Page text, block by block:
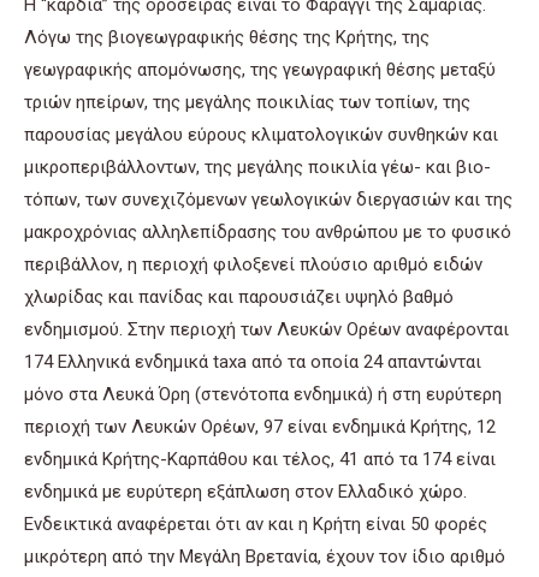
Η “καρδιά” της οροσειράς είναι το Φαράγγι της Σαμαριάς.
Λόγω της βιογεωγραφικής θέσης της Κρήτης, της
γεωγραφικής απομόνωσης, της γεωγραφική θέσης μεταξύ
τριών ηπείρων, της μεγάλης ποικιλίας των τοπίων, της
παρουσίας μεγάλου εύρους κλιματολογικών συνθηκών και
μικροπεριβάλλοντων, της μεγάλης ποικιλία γέω- και βιο-
τόπων, των συνεχιζόμενων γεωλογικών διεργασιών και της
μακροχρόνιας αλληλεπίδρασης του ανθρώπου με το φυσικό
περιβάλλον, η περιοχή φιλοξενεί πλούσιο αριθμό ειδών
χλωρίδας και πανίδας και παρουσιάζει υψηλό βαθμό
ενδημισμού. Στην περιοχή των Λευκών Ορέων αναφέρονται
174 Ελληνικά ενδημικά taxa από τα οποία 24 απαντώνται
μόνο στα Λευκά Όρη (στενότοπα ενδημικά) ή στη ευρύτερη
περιοχή των Λευκών Ορέων, 97 είναι ενδημικά Κρήτης, 12
ενδημικά Κρήτης-Καρπάθου και τέλος, 41 από τα 174 είναι
ενδημικά με ευρύτερη εξάπλωση στον Ελλαδικό χώρο.
Ενδεικτικά αναφέρεται ότι αν και η Κρήτη είναι 50 φορές
μικρότερη από την Μεγάλη Βρετανία, έχουν τον ίδιο αριθμό